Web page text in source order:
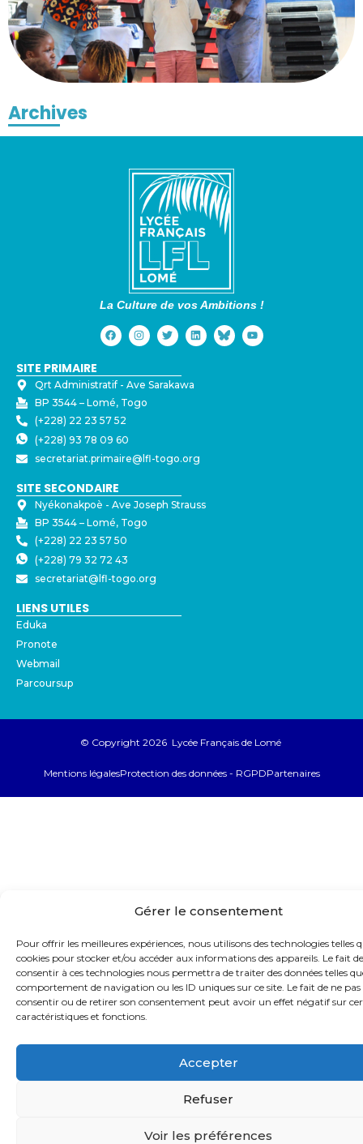
Gérer le consentement
Pour offrir les meilleures expériences, nous utilisons des technologies telles
cookies pour stocker et/ou accéder aux informations des appareils. Le fait de
consentir à ces technologies nous permettra de traiter des données telles
comportement de navigation ou les ID uniques sur ce site. Le fait de ne pas
consentir ou de retirer son consentement peut avoir un effet négatif sur
caractéristiques et fonctions.
Accepter
Refuser
Voir les préférences
Archives
La Culture de vos Ambitions !
SITE PRIMAIRE
Qrt Administratif - ⁠Ave Sarakawa
BP 3544 – Lomé, Togo
(+228) 22 23 57 52
(+228) 93 78 09 60
secretariat.primaire@lfl-togo.org
SITE SECONDAIRE
Nyékonakpoè - ⁠Ave Joseph Strauss
BP 3544 – Lomé, Togo
(+228) 22 23 57 50
(+228) 79 32 72 43
secretariat@lfl-togo.org
LIENS UTILES
Eduka
Pronote
Webmail
Parcoursup
© Copyright 2026 Lycée Français de Lomé
Mentions légalesProtection des données - RGPDPartenaires